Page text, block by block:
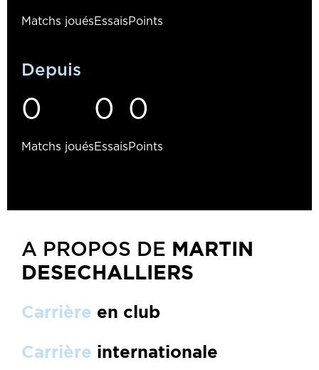
Matchs jouésEssaisPoints
Depuis
0
Matchs joués
0
Essais
0
Points
A PROPOS DE MARTIN
DESECHALLIERS
Carrière en club
Carrière internationale